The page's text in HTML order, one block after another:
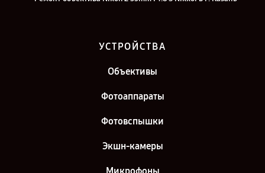
УСТРОЙСТВА
Объективы
Фотоаппараты
Фотовспышки
Экшн-камеры